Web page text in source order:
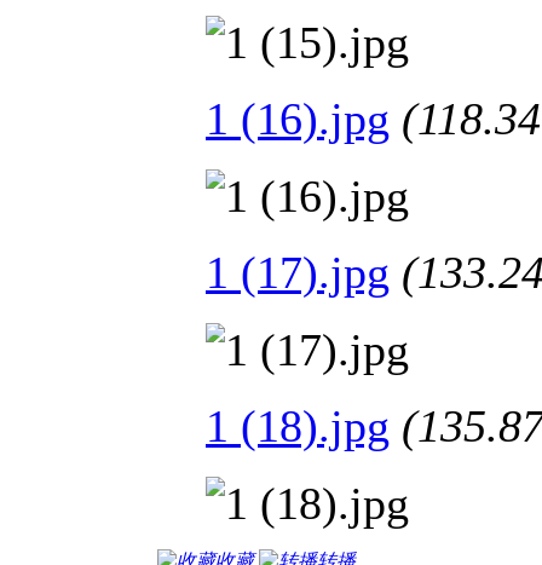
1 (16).jpg
1 (17).jpg
1 (18).jpg
收藏
转播